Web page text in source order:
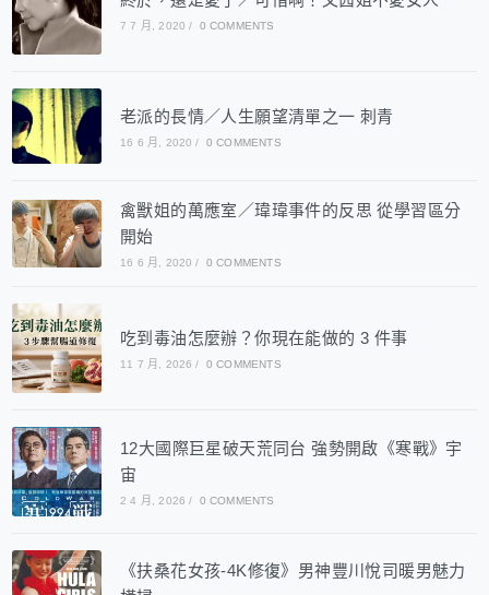
7 7 月, 2020 / 0 COMMENTS
老派的長情／人生願望清單之一 刺青
16 6 月, 2020 / 0 COMMENTS
禽獸姐的萬應室／瑋瑋事件的反思 從學習區分
開始
16 6 月, 2020 / 0 COMMENTS
吃到毒油怎麼辦？你現在能做的 3 件事
11 7 月, 2026 / 0 COMMENTS
12大國際巨星破天荒同台 強勢開啟《寒戰》宇
宙
2 4 月, 2026 / 0 COMMENTS
《扶桑花女孩-4K修復》男神豐川悅司暖男魅力